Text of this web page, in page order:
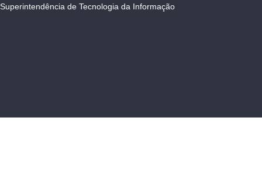
Superintendência de Tecnologia da Informação